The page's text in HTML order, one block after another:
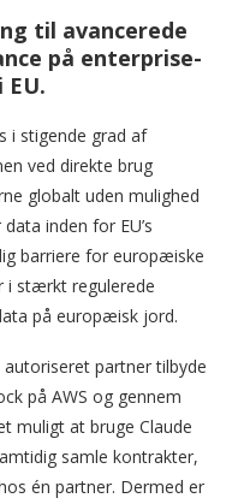
til avancerede
på enterprise-
i stigende grad af
ved direkte brug
globalt uden mulighed
inden for EU’s
barriere for europæiske
i stærkt regulerede
på europæisk jord.
partner tilbyde
på AWS og gennem
muligt at bruge Claude
samle kontrakter,
én partner. Dermed er